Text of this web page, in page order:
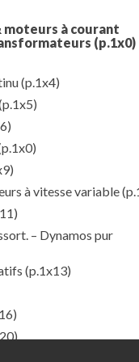
moteurs à courant
(p.1x0)
(p.1x4)
à vitesse variable
– Dynamos pur
(p.1x13)